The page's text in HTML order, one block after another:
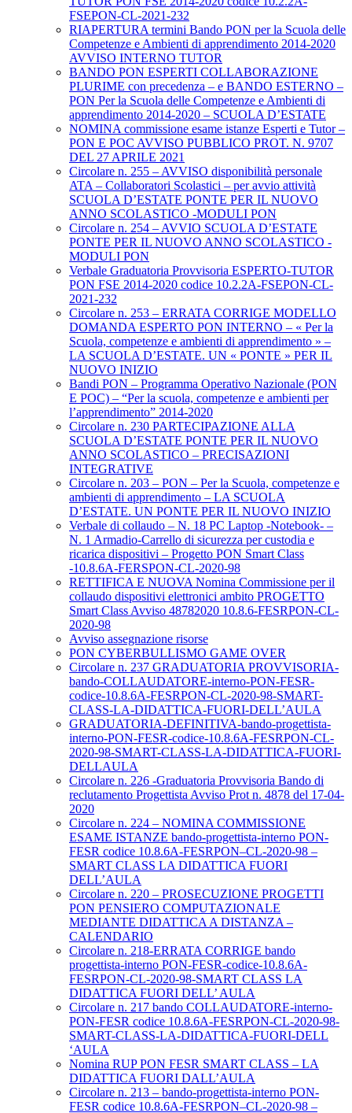
FSEPON-CL-2021-232
RIAPERTURA termini Bando PON per la Scuola delle
Competenze e Ambienti di apprendimento 2014-2020
AVVISO INTERNO TUTOR
BANDO PON ESPERTI COLLABORAZIONE
PLURIME con precedenza – e BANDO ESTERNO –
PON Per la Scuola delle Competenze e Ambienti di
apprendimento 2014-2020 – SCUOLA D’ESTATE
NOMINA commissione esame istanze Esperti e Tutor –
PON E POC AVVISO PUBBLICO PROT. N. 9707
DEL 27 APRILE 2021
Circolare n. 255 – AVVISO disponibilità personale
ATA – Collaboratori Scolastici – per avvio attività
SCUOLA D’ESTATE PONTE PER IL NUOVO
ANNO SCOLASTICO -MODULI PON
Circolare n. 254 – AVVIO SCUOLA D’ESTATE
PONTE PER IL NUOVO ANNO SCOLASTICO -
MODULI PON
Verbale Graduatoria Provvisoria ESPERTO-TUTOR
PON FSE 2014-2020 codice 10.2.2A-FSEPON-CL-
2021-232
Circolare n. 253 – ERRATA CORRIGE MODELLO
DOMANDA ESPERTO PON INTERNO – « Per la
Scuola, competenze e ambienti di apprendimento » –
LA SCUOLA D’ESTATE. UN « PONTE » PER IL
NUOVO INIZIO
Bandi PON – Programma Operativo Nazionale (PON
E POC) – “Per la scuola, competenze e ambienti per
l’apprendimento” 2014-2020
Circolare n. 230 PARTECIPAZIONE ALLA
SCUOLA D’ESTATE PONTE PER IL NUOVO
ANNO SCOLASTICO – PRECISAZIONI
INTEGRATIVE
Circolare n. 203 – PON – Per la Scuola, competenze e
ambienti di apprendimento – LA SCUOLA
D’ESTATE. UN PONTE PER IL NUOVO INIZIO
Verbale di collaudo – N. 18 PC Laptop -Notebook- –
N. 1 Armadio-Carrello di sicurezza per custodia e
ricarica dispositivi – Progetto PON Smart Class
-10.8.6A-FERSPON-CL-2020-98
RETTIFICA E NUOVA Nomina Commissione per il
collaudo dispositivi elettronici ambito PROGETTO
Smart Class Avviso 48782020 10.8.6-FESRPON-CL-
2020-98
Avviso assegnazione risorse
PON CYBERBULLISMO GAME OVER
Circolare n. 237 GRADUATORIA PROVVISORIA-
bando-COLLAUDATORE-interno-PON-FESR-
codice-10.8.6A-FESRPON-CL-2020-98-SMART-
CLASS-LA-DIDATTICA-FUORI-DELL’AULA
GRADUATORIA-DEFINITIVA-bando-progettista-
interno-PON-FESR-codice-10.8.6A-FESRPON-CL-
2020-98-SMART-CLASS-LA-DIDATTICA-FUORI-
DELLAULA
Circolare n. 226 -Graduatoria Provvisoria Bando di
reclutamento Progettista Avviso Prot n. 4878 del 17-04-
2020
Circolare n. 224 – NOMINA COMMISSIONE
ESAME ISTANZE bando-progettista-interno PON-
FESR codice 10.8.6A-FESRPON–CL-2020-98 –
SMART CLASS LA DIDATTICA FUORI
DELL’AULA
Circolare n. 220 – PROSECUZIONE PROGETTI
PON PENSIERO COMPUTAZIONALE
MEDIANTE DIDATTICA A DISTANZA –
CALENDARIO
Circolare n. 218-ERRATA CORRIGE bando
progettista-interno PON-FESR-codice-10.8.6A-
FESRPON-CL-2020-98-SMART CLASS LA
DIDATTICA FUORI DELL’ AULA
Circolare n. 217 bando COLLAUDATORE-interno-
PON-FESR codice 10.8.6A-FESRPON-CL-2020-98-
SMART-CLASS-LA-DIDATTICA-FUORI-DELL
‘AULA
Nomina RUP PON FESR SMART CLASS – LA
DIDATTICA FUORI DALL’AULA
Circolare n. 213 – bando-progettista-interno PON-
FESR codice 10.8.6A-FESRPON–CL-2020-98 –